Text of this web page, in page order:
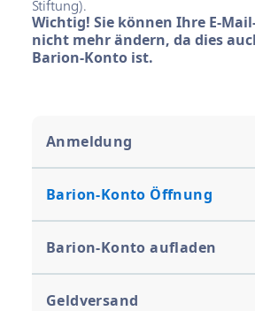
Anmeldung
Barion-Konto Öffnung
Barion-Konto aufladen
Geldversand
Stiftung).
Wichtig! Sie können Ihre E-
nicht mehr ändern, da dies
Barion-Konto ist.